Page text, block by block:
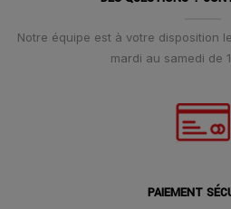
Notre équipe est à votre disposition
mardi au samedi de
PAIEMENT